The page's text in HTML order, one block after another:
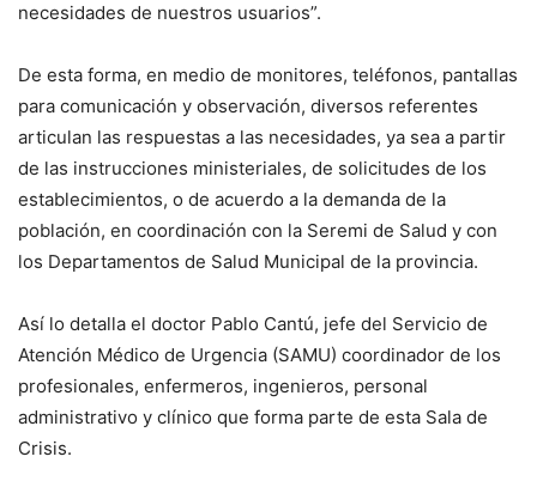
necesidades de nuestros usuarios”.
De esta forma, en medio de monitores, teléfonos, pantallas
para comunicación y observación, diversos referentes
articulan las respuestas a las necesidades, ya sea a partir
de las instrucciones ministeriales, de solicitudes de los
establecimientos, o de acuerdo a la demanda de la
población, en coordinación con la Seremi de Salud y con
los Departamentos de Salud Municipal de la provincia.
Así lo detalla el doctor Pablo Cantú, jefe del Servicio de
Atención Médico de Urgencia (SAMU) coordinador de los
profesionales, enfermeros, ingenieros, personal
administrativo y clínico que forma parte de esta Sala de
Crisis.